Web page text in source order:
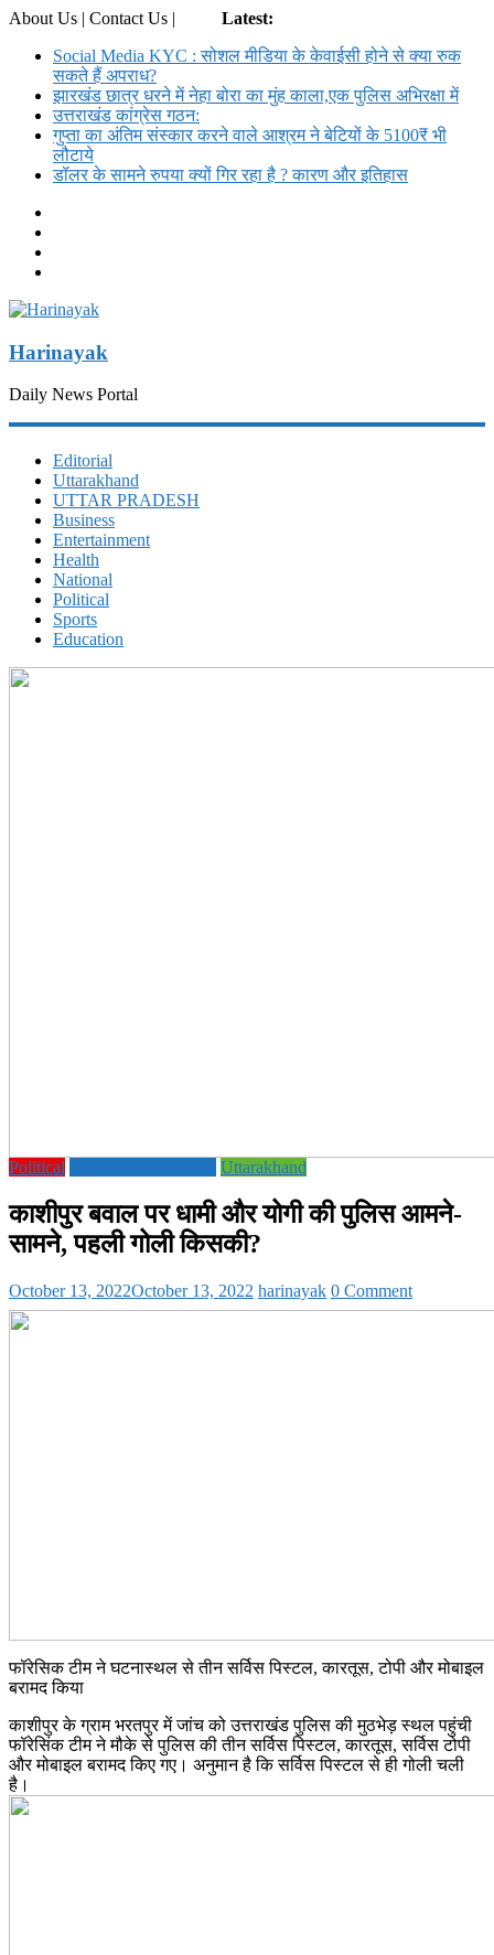
About Us | Contact Us |
Latest:
Social Media KYC : सोशल मीडिया के केवाईसी होने से क्या रुक
सकते हैं अपराध?
झारखंड छात्र धरने में नेहा बोरा का मुंह काला,एक पुलिस अभिरक्षा में
उत्तराखंड कांग्रेस गठन:
गुप्ता का अंतिम संस्कार करने वाले आश्रम ने बेटियों के 5100₹ भी
लौटाये
डॉलर के सामने रुपया क्यों गिर रहा है ? कारण और इतिहास
Harinayak
Daily News Portal
Editorial
Uttarakhand
UTTAR PRADESH
Business
Entertainment
Health
National
Political
Sports
Education
Political Uttarakhand
काशीपुर बवाल पर धामी और योगी की पुलिस आमने-
सामने, पहली गोली किसकी?
October 13, 2022October 13, 2022 harinayak 0 Comment
फॉरेसिक टीम ने घटनास्थल से तीन सर्विस पिस्टल, कारतूस, टोपी और मोबाइल
बरामद किया
काशीपुर के ग्राम भरतपुर में जांच को उत्तराखंड पुलिस की मुठभेड़ स्थल पहुंची
फॉरेसिंक टीम ने मौके से पुलिस की तीन सर्विस पिस्टल, कारतूस, सर्विस टोपी
और मोबाइल बरामद किए गए। अनुमान है कि सर्विस पिस्टल से ही गोली चली
है।